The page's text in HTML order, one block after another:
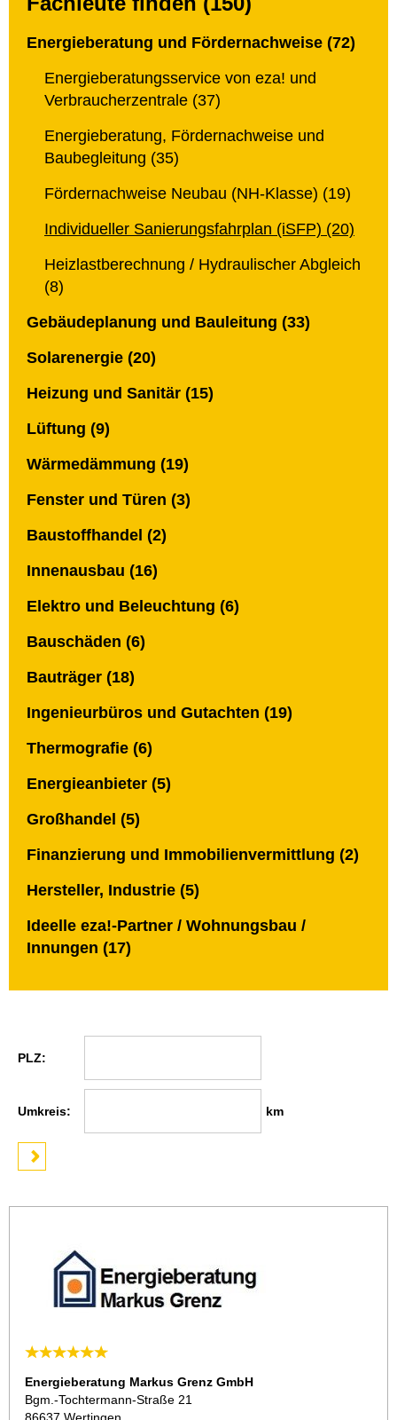
Energieberatung und Fördernachweise (72)
Energieberatungsservice von eza! und
Verbraucherzentrale (37)
Energieberatung, Fördernachweise und
Baubegleitung (35)
Fördernachweise Neubau (NH-Klasse) (19)
Individueller Sanierungsfahrplan (iSFP) (20)
Heizlastberechnung / Hydraulischer Abgleich
(8)
Gebäudeplanung und Bauleitung (33)
Solarenergie (20)
Heizung und Sanitär (15)
Lüftung (9)
Wärmedämmung (19)
Fenster und Türen (3)
Baustoffhandel (2)
Innenausbau (16)
Elektro und Beleuchtung (6)
Bauschäden (6)
Bauträger (18)
Ingenieurbüros und Gutachten (19)
Thermografie (6)
Energieanbieter (5)
Großhandel (5)
Finanzierung und Immobilienvermittlung (2)
Hersteller, Industrie (5)
Ideelle eza!-Partner / Wohnungsbau /
Innungen (17)
PLZ:
Umkreis: km
Energieberatung Markus Grenz GmbH
Bgm.-Tochtermann-Straße 21